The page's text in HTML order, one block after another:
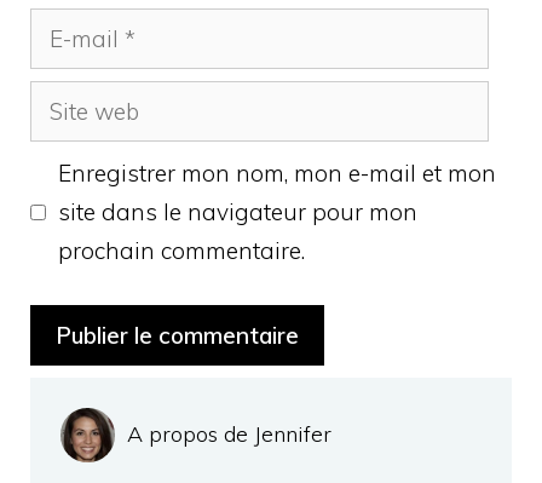
mail
Site
web
Enregistrer mon nom, mon e-mail et mon
site dans le navigateur pour mon
prochain commentaire.
A propos de Jennifer